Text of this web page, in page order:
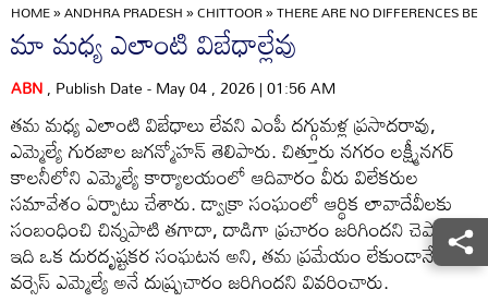
HOME»ANDHRA PRADESH»CHITTOOR»THERE ARE NO DIFFERENCES
మా మధ్య ఎలాంటి విబేధాల్లేవు
ABN, Publish Date - May 04 , 2026 | 01:56 AM
తమ మధ్య ఎలాంటి విబేధాలు లేవని ఎంపీ దగ్గుమళ్ల ప్రసాదరావు,
ఎమ్మెల్యే గురజాల జగన్మోహన్‌ తెలిపారు. చిత్తూరు నగరం లక్ష్మీనగర్‌
కాలనీలోని ఎమ్మెల్యే కార్యాలయంలో ఆదివారం వీరు విలేకరుల
సమావేశం ఏర్పాటు చేశారు. డ్వాక్రా సంఘంలో ఆర్థిక లావాదేవీలకు
సంబంధించి చిన్నపాటి తగాదా, దాడిగా ప్రచారం జరిగిందని చెప్పారు.
ఇది ఒక దురదృష్టకర సంఘటన అని, తమ ప్రమేయం లేకుండానే ఎంపీ
వర్సెస్‌ ఎమ్మెల్యే అనే దుష్ప్రచారం జరిగిందని వివరించారు.